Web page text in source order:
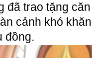
đã trao tặng
cảnh khó
đồng.